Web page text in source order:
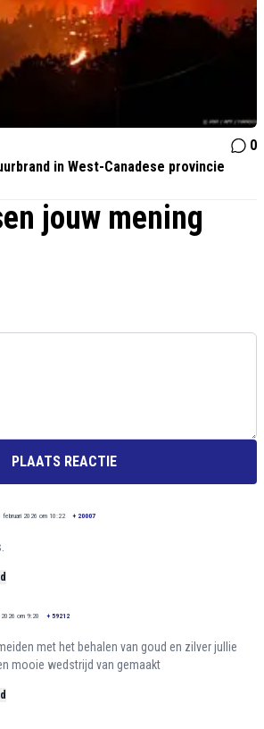
0
in West-Canadese provincie
jouw mening
PLAATS REACTIE
februari 2026 om 10:22 + 20007
2026 om 9:20 + 59212
met het behalen van goud en zilver jullie
mooie wedstrijd van gemaakt